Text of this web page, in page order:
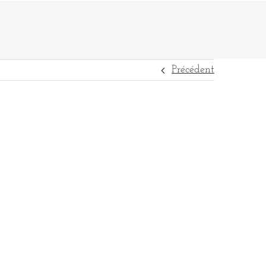
Précédent